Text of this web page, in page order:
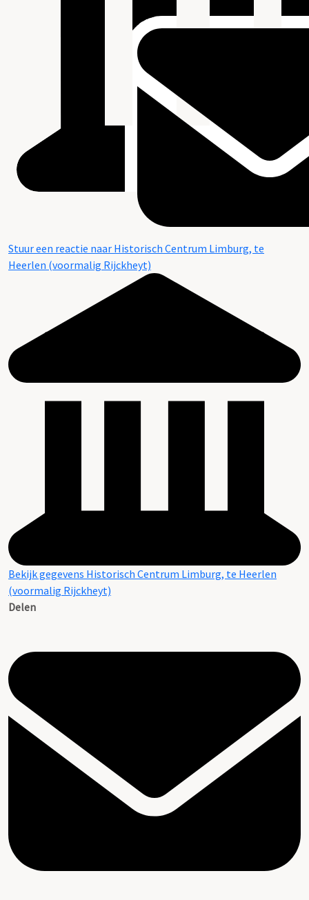
Stuur een reactie naar Historisch Centrum Limburg, te
Heerlen (voormalig Rijckheyt)
Bekijk gegevens Historisch Centrum Limburg, te Heerlen
(voormalig Rijckheyt)
Delen